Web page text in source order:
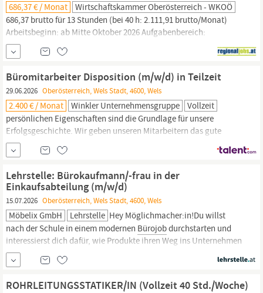
686,37 € / Monat
Wirtschaftskammer Oberösterreich - WKOÖ
686,37 brutto für 13 Stunden (bei 40 h: 2.111,91 brutto/Monat)
Arbeitsbeginn: ab Mitte Oktober 2026 Aufgabenbereich:
Büroraum-
und Seminarraumreinigung Reinigung von
Sanitärraumen/WC Reinigung von Stiegen/Verkehrsflächen
Ansprechpartner:in für WIFI-Kurs-Trainer:innen
Anforderungsprofil: Deutschkenntnisse auf B2-Niveau erforderlich
Geschicklichkeit und...
Büromitarbeiter Disposition (m/w/d) in Teilzeit
29.06.2026 Oberösterreich, Wels Stadt, 4600, Wels
2.400 € / Monat Winkler Unternehmensgruppe
Vollzeit
persönlichen Eigenschaften sind die Grundlage für unsere
Erfolgsgeschichte. Wir geben unseren Mitarbeitern das gute
Gefühl, am richtigen Ort zu sein. An unserem Standort in
suchen wir einen engagierten
für die Disposition
(m/w/d) in Teilzeit (20 - 25 Stunden/Woche). Preisanfragen und
Klärung von Lieferzeiten bei...
Lehrstelle: Bürokaufmann/-frau in der
Einkaufsabteilung (m/w/d)
15.07.2026 Oberösterreich, Wels Stadt, 4600, Wels
Möbelix GmbH Lehrstelle Hey Möglichmacher:in!Du willst
nach der Schule in einem modernen Bürojobdurchstarten und
interessierst dich dafür, wie Produkte ihren Weg ins Unternehmen
finden? Dann starte deine Lehre als
unserer Einkaufsabteilung in
.Bei uns erhältst du spannende
Einblicke in verschiedene Einkaufsbereiche...
ROHRLEITUNGSSTATIKER/IN (Vollzeit 40 Std./Woche)